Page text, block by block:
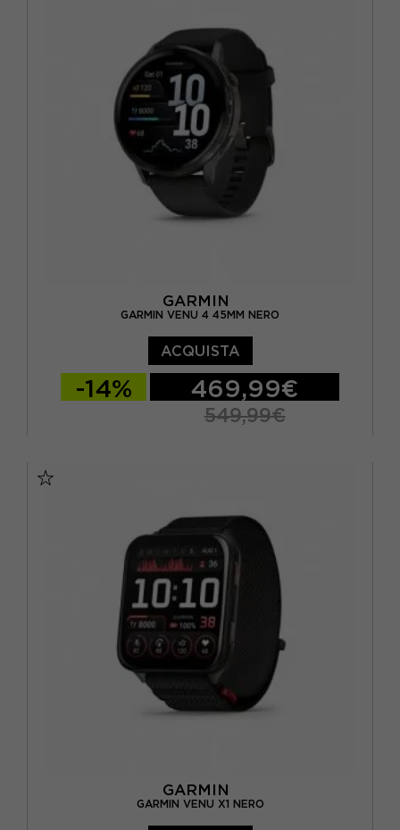
GARMIN
GARMIN VENU 4 45MM NERO
ACQUISTA
-14% 469,99€
549,99€
GARMIN
GARMIN VENU X1 NERO